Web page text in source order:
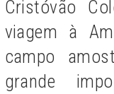
Cristóvão
viagem à
campo
grande